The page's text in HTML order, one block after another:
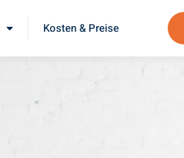
Kosten & Preise